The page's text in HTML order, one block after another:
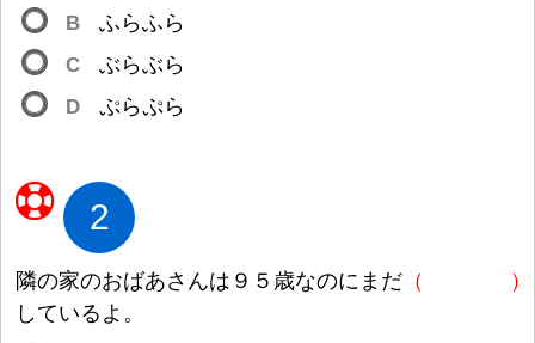
B
ふらふら
C
ぶらぶら
D
ぷらぷら
2
隣の家のおばあさんは ９ ５ 歳なのにまだ （
）
しているよ。